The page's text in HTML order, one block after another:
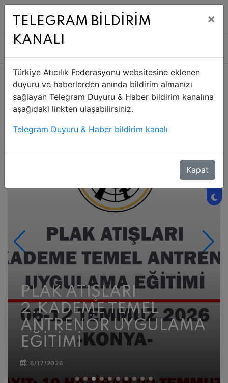
9 AĞU 2026 PAZAR
HAVALI VE ATEŞLİ
SİLAHLAR 2. KADEME
TEMEL ANTRENÖR
UYGULAMA EĞİTİMİ
6/17/2026
TELEGRAM BİLDİRİM
KANALI
×
Türkiye Atıcılık Federasyonu websitesine eklenen
duyuru ve haberlerden anında bildirim almanızı
sağlayan Telegram Duyuru & Haber bildirim kanalına
aşağıdaki linkten ulaşabilirsiniz.
Telegram Duyuru & Haber bildirim kanalı
Kapat